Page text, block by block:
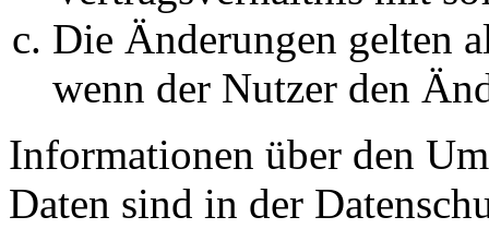
Die Änderungen gelten
wenn der Nutzer den
Informationen über den
Daten sind in der